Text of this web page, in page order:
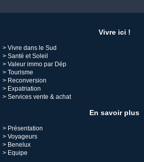
Vivre ici !
> Vivre dans le Sud
> Santé et Soleil
> Valeur immo par Dép
> Tourisme
> Reconversion
> Expatriation
> Services vente & achat
En savoir plus
> Présentation
> Voyageurs
> Benelux
> Equipe